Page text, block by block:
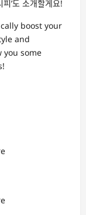
’도 소개할게요!
boost your
and
you some